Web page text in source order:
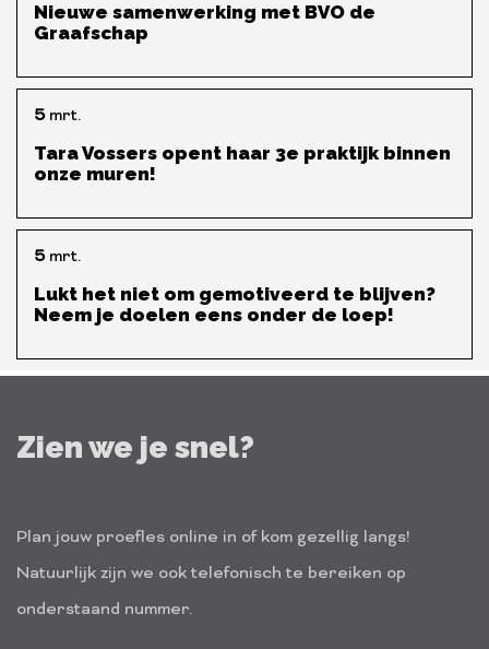
Nieuwe samenwerking met BVO de
Graafschap
5mrt.
Tara Vossers opent haar 3e praktijk binnen
onze muren!
5mrt.
Lukt het niet om gemotiveerd te blijven?
Neem je doelen eens onder de loep!
Zien we je snel?
Plan jouw proefles online in of kom gezellig langs!
Natuurlijk zijn we ook telefonisch te bereiken op
onderstaand nummer.